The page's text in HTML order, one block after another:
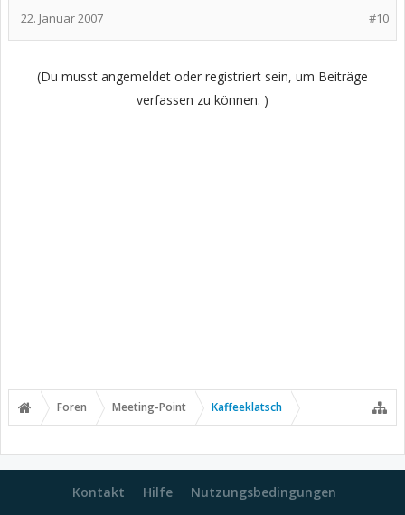
#10
22. Januar 2007
(Du musst angemeldet oder registriert sein, um Beiträge
verfassen zu können. )
Foren Meeting-Point Kaffeeklatsch
Kontakt Hilfe Nutzungsbedingungen